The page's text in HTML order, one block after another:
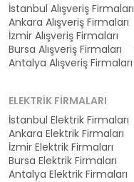
İstanbul Alışveriş Firmaları
Ankara Alışveriş Firmaları
İzmir Alışveriş Firmaları
Bursa Alışveriş Firmaları
Antalya Alışveriş Firmaları
ELEKTRIK FIRMALARI
İstanbul Elektrik Firmaları
Ankara Elektrik Firmaları
İzmir Elektrik Firmaları
Bursa Elektrik Firmaları
Antalya Elektrik Firmaları